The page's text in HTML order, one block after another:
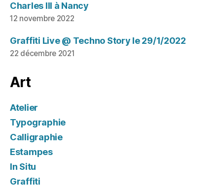
Charles III à Nancy
12 novembre 2022
Graffiti Live @ Techno Story le 29/1/2022
22 décembre 2021
Art
Atelier
Typographie
Calligraphie
Estampes
In Situ
Graffiti